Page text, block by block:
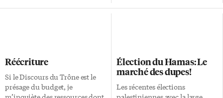
faite dans le souci de bien
informer les Franco-Ontariens
et les Franco-Ontariennes du
Toronto métropolitain. Vos
eu bien d’autres célébrités,
l’amiral Nelson, le général
Bernard Montgomery, face au
général Rommel, à El-Alamein,
Réécriture
Si le Discours du Trône est le
présage du budget, je
Élection du Hamas: Le
marché des dupes!
Les récentes élections